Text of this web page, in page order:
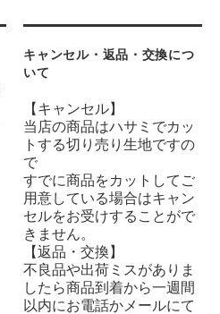
キャンセル・返品・交換につ
いて
【キャンセル】
当店の商品はハサミでカッ
トする切り売り生地ですの
で
すでに商品をカットしてご
用意している場合はキャン
セルをお受けすることがで
きません。
【返品・交換】
不良品や出荷ミスがありま
したら商品到着から一週間
以内にお電話かメールにて